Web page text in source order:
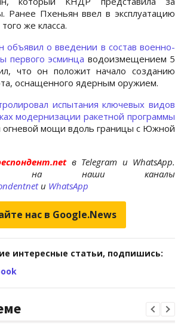
Ранее Пхеньян ввел в эксплуатацию
того же класса.
объявил о введении в состав военно-
первого эсминца водоизмещением 5
что он положит начало созданию
оснащенного ядерным оружием.
испытания ключевых видов
модернизации ракетной программы
огневой мощи вдоль границы с Южной
в Telegram и WhatsApp.
на наши каналы
и WhatsApp
нас в Google.News
интересные статьи, подпишись: